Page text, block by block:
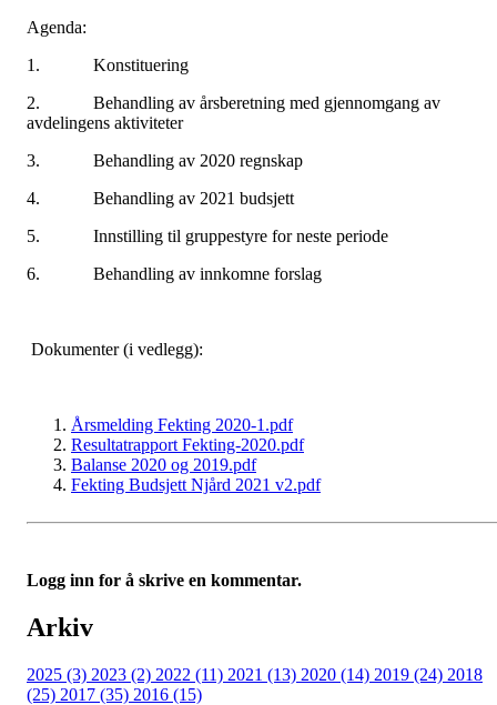
Agenda:
1. Konstituering
2. Behandling av årsberetning med gjennomgang av
avdelingens aktiviteter
3. Behandling av 2020 regnskap
4. Behandling av 2021 budsjett
5. Innstilling til gruppestyre for neste periode
6. Behandling av innkomne forslag
Dokumenter (i vedlegg):
Årsmelding Fekting 2020-1.pdf
Resultatrapport Fekting-2020.pdf
Balanse 2020 og 2019.pdf
Fekting Budsjett Njård 2021 v2.pdf
Logg inn for å skrive en kommentar.
Arkiv
2025 (3) 2023 (2) 2022 (11) 2021 (13) 2020 (14) 2019 (24) 2018
(25) 2017 (35) 2016 (15)